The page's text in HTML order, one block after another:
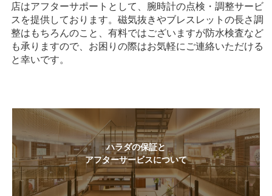
店はアフターサポートとして、腕時計の点検・調整サービ
スを提供しております。磁気抜きやブレスレットの長さ調
整はもちろんのこと、有料ではございますが防水検査など
も承りますので、お困りの際はお気軽にご連絡いただける
と幸いです。
ハラダの保証と
アフターサービスについて